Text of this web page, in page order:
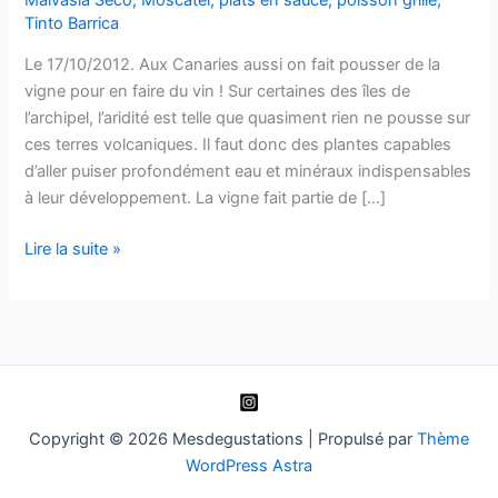
Tinto Barrica
Le 17/10/2012. Aux Canaries aussi on fait pousser de la
vigne pour en faire du vin ! Sur certaines des îles de
l’archipel, l’aridité est telle que quasiment rien ne pousse sur
ces terres volcaniques. Il faut donc des plantes capables
d’aller puiser profondément eau et minéraux indispensables
à leur développement. La vigne fait partie de […]
Visite
Lire la suite »
Copyright © 2026 Mesdegustations | Propulsé par Thème
WordPress Astra